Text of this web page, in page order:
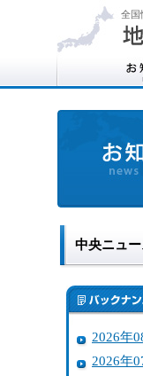
全国
中央ニュー
2026年
2026年